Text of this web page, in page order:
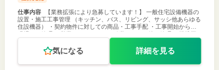
仕事内容
【業務拡張により急募しています！】 一般住宅設備機器の
設置・施工工事管理 （キッチン、バス、リビング、サッシ他あらゆる
住設機器） ・契約物件に対しての商品・工事手配 ・工事開始からの
気になる 詳細を見る